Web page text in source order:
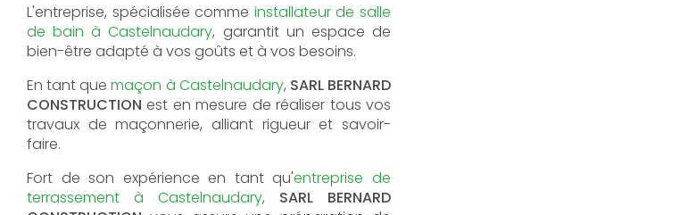
L'entreprise, spécialisée comme installateur de salle
de bain à Castelnaudary, garantit un espace de
bien-être adapté à vos goûts et à vos besoins.
En tant quemaçon à Castelnaudary, SARL BERNARD
CONSTRUCTION est en mesure de réaliser tous vos
travaux de maçonnerie, alliant rigueur et savoir-
faire.
Fort de son expérience en tant qu'entreprise de
terrassement à Castelnaudary, SARL BERNARD